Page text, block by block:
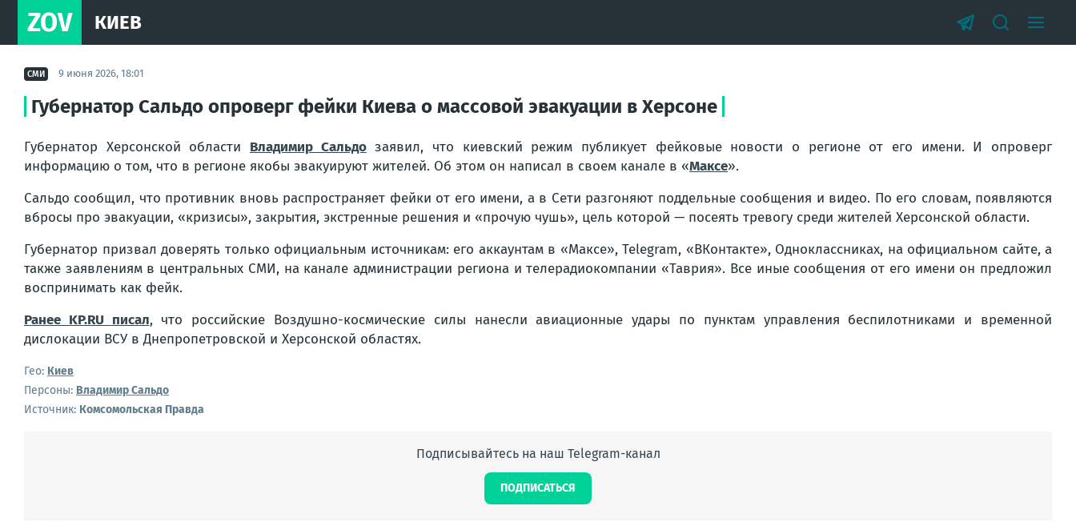
ZOV КИЕВ
СМИ 9 июня 2026, 18:01
Губернатор Сальдо опроверг фейки Киева о массовой эвакуации в Херсоне
Губернатор Херсонской области Владимир Сальдозаявил, что киевский режим публикует фейковые новости о регионе от его имени. И опроверг
информацию о том, что в регионе якобы эвакуируют жителей. Об этом он написал в своем канале в «Максе».
Сальдо сообщил, что противник вновь распространяет фейки от его имени, а в Сети разгоняют поддельные сообщения и видео. По его словам, появляются
вбросы про эвакуации, «кризисы», закрытия, экстренные решения и «прочую чушь», цель которой — посеять тревогу среди жителей Херсонской области.
Губернатор призвал доверять только официальным источникам: его аккаунтам в «Максе», Telegram, «ВКонтакте», Одноклассниках, на официальном сайте, а
также заявлениям в центральных СМИ, на канале администрации региона и телерадиокомпании «Таврия». Все иные сообщения от его имени он предложил
воспринимать как фейк.
Ранее KP.RU писал, что российские Воздушно-космические силы нанесли авиационные удары по пунктам управления беспилотниками и временной
дислокации ВСУ в Днепропетровской и Херсонской областях.
Гео: Киев
Персоны: Владимир Сальдо
Источник: Комсомольская Правда
Подписывайтесь на наш Telegram-канал
ПОДПИСАТЬСЯ